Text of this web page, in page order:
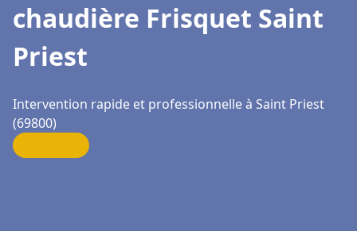
chaudière Frisquet Saint
Priest
Intervention rapide et professionnelle à Saint Priest
(69800)